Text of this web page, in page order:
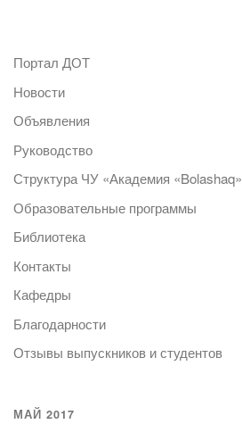
Портал ДОТ
Новости
Объявления
Руководство
Структура ЧУ «Академия «Bolashaq»
Образовательные программы
Библиотека
Контакты
Кафедры
Благодарности
Отзывы выпускников и студентов
МАЙ 2017